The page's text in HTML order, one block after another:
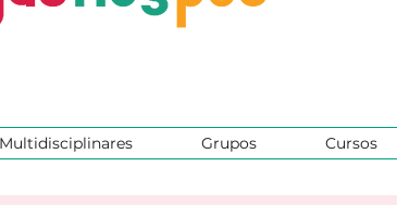
Grupos Cursos